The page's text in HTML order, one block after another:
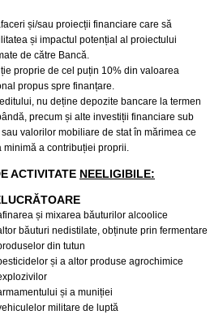
și/sau proiecții financiare care să
și impactul potențial al proiectului
de către Bancă.
proprie de cel puțin 10% din valoarea
propus spre finanțare.
nu deține depozite bancare la termen
precum și alte investiții financiare sub
valorilor mobiliare de stat în mărimea ce
minimă a contribuției proprii.
ACTIVITATE NEELIGIBILE:
și mixarea băuturilor alcoolice
băuturi nedistilate, obținute prin fermentare
din tutun
și a altor produse agrochimice
și a muniției
militare de luptă